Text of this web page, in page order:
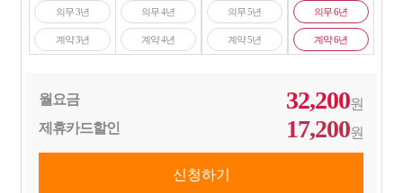
의무 3년
계약 3년
의무 4년
계약 4년
의무 5년
계약 5년
의무 6년
계약 6년
월요금 32,200원
제휴카드할인
17,200원